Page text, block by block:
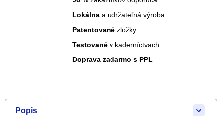
Lokálna a udržateľná výroba
Patentované zložky
Testované v kaderníctvach
Doprava zadarmo s PPL
Popis